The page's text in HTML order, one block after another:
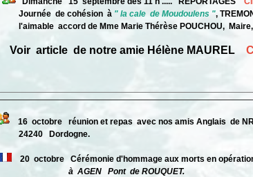
Journée de cohésion à " la cale de Moudoulens ",
l'aimable accord de Mme Marie Thérèse POUCHOU, Maire,
Voir article de notre amie Hélène MAUREL
16 octobre réunion et repas avec nos amis Anglais de
24240 Dordogne.
20 octobre Cérémonie d'hommage aux morts en
à AGEN Pont de ROUQUET.